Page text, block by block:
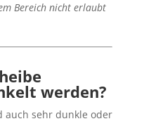
Bereich nicht erlaubt
werden?
auch sehr dunkle oder